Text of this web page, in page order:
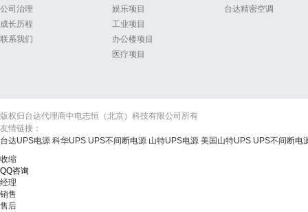
公司治理
成长历程
联系我们
娱乐项目
工业项目
办公楼项目
医疗项目
台达精密空调
版权归台达代理商中电志恒（北京）科技有限公司所有
友情链接：
台达UPS电源 科华UPS UPS不间断电源 山特UPS电源 美国山特UPS UPS不间断电
收缩
QQ咨询
经理
销售
售后